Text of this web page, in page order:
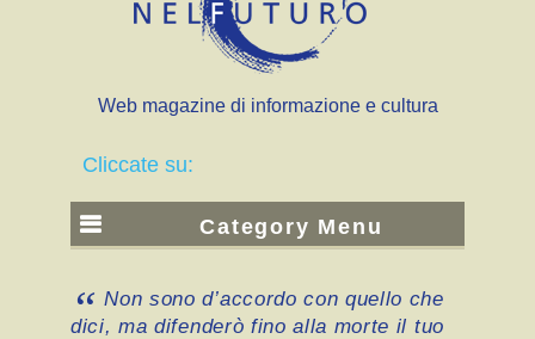
Web magazine di informazione e cultura
Cliccate su:
Category Menu
Non sono d’accordo con quello che
dici, ma difenderò fino alla morte il tuo